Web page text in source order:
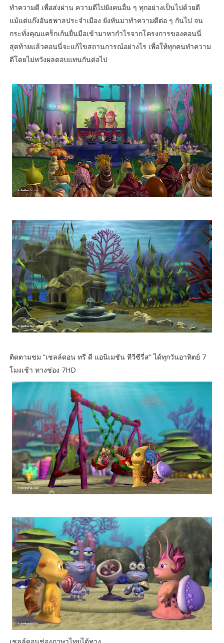
ทำความดี เพื่อส่งผ่าน ความดีไปยังคนอื่น ๆ ทุกอย่างเป็นไปด้วยดี
แม้แต่แก๊งอันธพาลประจำเมือง ยังหันมาทำความดีต่อ ๆ กันไป จน
กระทั่งคุณแคร็กเก้นยื่นมือเข้ามาหากำไรจากโครงการของคอนนี่
สุดท้ายแล้วคอนนี่จะแก้ไขสถานการณ์อย่างไร เพื่อให้ทุกคนทำความ
ดีโดยไม่หวังผลตอบแทนกันต่อไป
ติดตามชม “เชลล์ดอน ทรี ดี แอนิเมชัน ทีวีซีรี่ส” ได้ทุกวันอาทิตย์ 7
โมงเช้า ทางช่อง 7HD